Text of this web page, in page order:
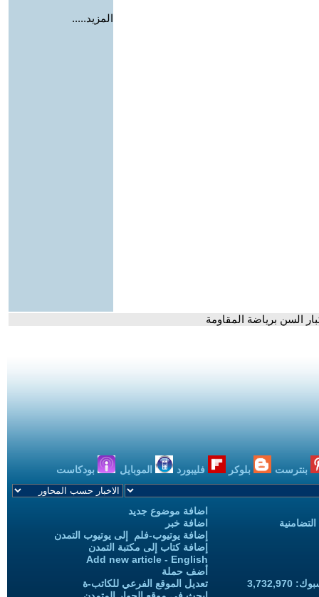
المزيد.....
السن برياضة المقاومة
بنترست بلوكر فليبورد الموبايل بودكاست
اضافة موضوع جديد
اضافة خبر
إضافة يوتيوب-فلم إلى يوتيوب التمدن
إضافة كتاب إلى مكتبة التمدن
Add new article - English
أضف حملة
تعديل الموقع الفرعي للكاتب-ة